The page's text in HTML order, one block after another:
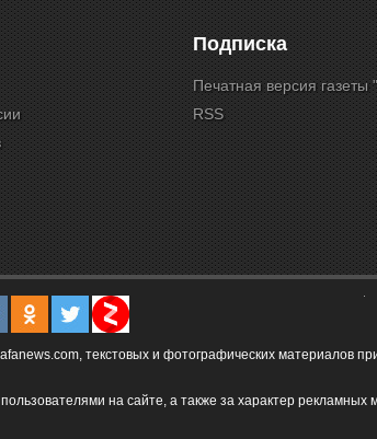
Подписка
Печатная версия газеты
RSS
текстовых и фотографических материалов
на сайте, а также за характер